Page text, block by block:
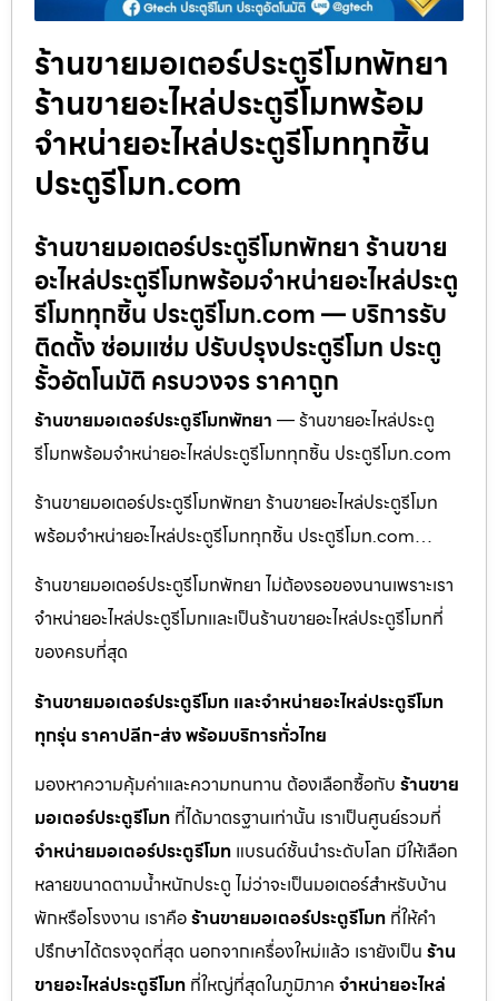
ร้านขายมอเตอร์ประตูรีโมทพัทยา
ร้านขายอะไหล่ประตูรีโมทพร้อม
จำหน่ายอะไหล่ประตูรีโมททุกชิ้น
ประตูรีโมท.com
ร้านขายมอเตอร์ประตูรีโมทพัทยา ร้านขาย
อะไหล่ประตูรีโมทพร้อมจำหน่ายอะไหล่ประตู
รีโมททุกชิ้น ประตูรีโมท.com — บริการรับ
ติดตั้ง ซ่อมแซ่ม ปรับปรุงประตูรีโมท ประตู
รั้วอัตโนมัติ ครบวงจร ราคาถูก
ร้านขายมอเตอร์ประตูรีโมทพัทยา — ร้านขายอะไหล่ประตู
รีโมทพร้อมจำหน่ายอะไหล่ประตูรีโมททุกชิ้น ประตูรีโมท.com
ร้านขายมอเตอร์ประตูรีโมทพัทยา ร้านขายอะไหล่ประตูรีโมท
พร้อมจำหน่ายอะไหล่ประตูรีโมททุกชิ้น ประตูรีโมท.com…
ร้านขายมอเตอร์ประตูรีโมทพัทยา ไม่ต้องรอของนานเพราะเรา
จำหน่ายอะไหล่ประตูรีโมทและเป็นร้านขายอะไหล่ประตูรีโมทที่
ของครบที่สุด
ร้านขายมอเตอร์ประตูรีโมท และจำหน่ายอะไหล่ประตูรีโมท
ทุกรุ่น ราคาปลีก-ส่ง พร้อมบริการทั่วไทย
มองหาความคุ้มค่าและความทนทาน ต้องเลือกซื้อกับ ร้านขาย
มอเตอร์ประตูรีโมท ที่ได้มาตรฐานเท่านั้น เราเป็นศูนย์รวมที่
จำหน่ายมอเตอร์ประตูรีโมท แบรนด์ชั้นนำระดับโลก มีให้เลือก
หลายขนาดตามน้ำหนักประตู ไม่ว่าจะเป็นมอเตอร์สำหรับบ้าน
พักหรือโรงงาน เราคือร้านขายมอเตอร์ประตูรีโมท ที่ให้คำ
ปรึกษาได้ตรงจุดที่สุด นอกจากเครื่องใหม่แล้ว เรายังเป็น ร้าน
ขายอะไหล่ประตูรีโมท ที่ใหญ่ที่สุดในภูมิภาค จำหน่ายอะไหล่